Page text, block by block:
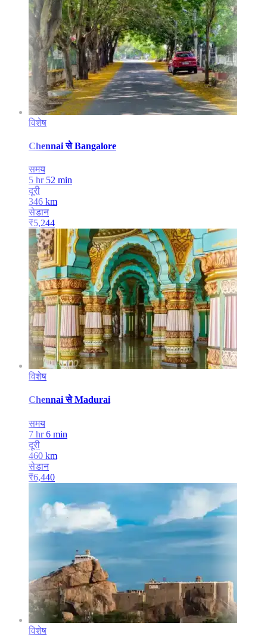
विशेष
Chennai से Bangalore
समय
5 hr 52 min
दूरी
346 km
सेडान
₹5,244
विशेष
Chennai से Madurai
समय
7 hr 6 min
दूरी
460 km
सेडान
₹6,440
विशेष